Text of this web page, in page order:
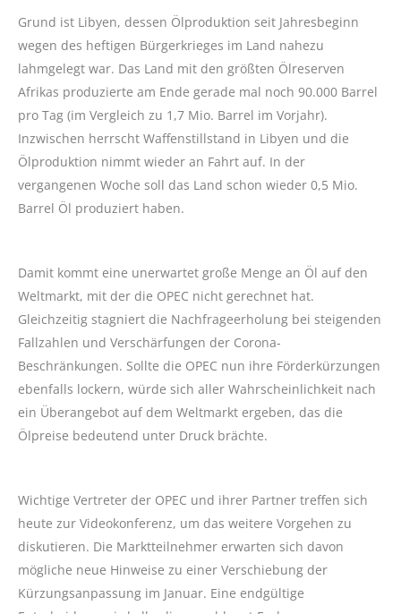
Grund ist Libyen, dessen Ölproduktion seit Jahresbeginn
wegen des heftigen Bürgerkrieges im Land nahezu
lahmgelegt war. Das Land mit den größten Ölreserven
Afrikas produzierte am Ende gerade mal noch 90.000 Barrel
pro Tag (im Vergleich zu 1,7 Mio. Barrel im Vorjahr).
Inzwischen herrscht Waffenstillstand in Libyen und die
Ölproduktion nimmt wieder an Fahrt auf. In der
vergangenen Woche soll das Land schon wieder 0,5 Mio.
Barrel Öl produziert haben.
Damit kommt eine unerwartet große Menge an Öl auf den
Weltmarkt, mit der die OPEC nicht gerechnet hat.
Gleichzeitig stagniert die Nachfrageerholung bei steigenden
Fallzahlen und Verschärfungen der Corona-
Beschränkungen. Sollte die OPEC nun ihre Förderkürzungen
ebenfalls lockern, würde sich aller Wahrscheinlichkeit nach
ein Überangebot auf dem Weltmarkt ergeben, das die
Ölpreise bedeutend unter Druck brächte.
Wichtige Vertreter der OPEC und ihrer Partner treffen sich
heute zur Videokonferenz, um das weitere Vorgehen zu
diskutieren. Die Marktteilnehmer erwarten sich davon
mögliche neue Hinweise zu einer Verschiebung der
Kürzungsanpassung im Januar. Eine endgültige